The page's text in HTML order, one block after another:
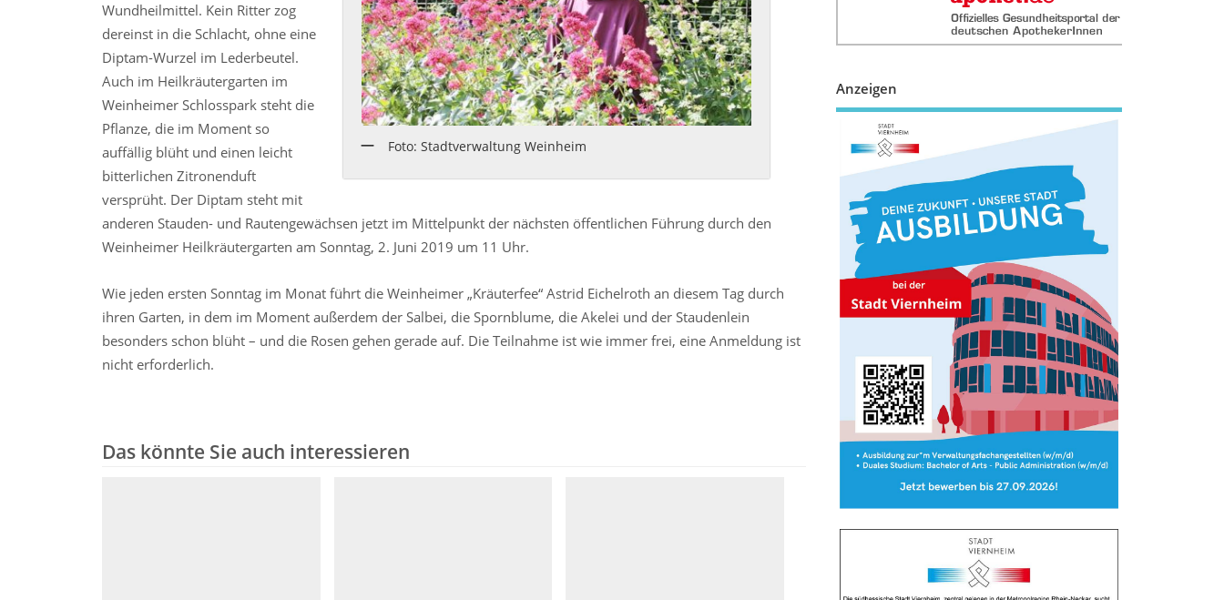
Foto: Stadtverwaltung Weinheim
Wundheilmittel. Kein Ritter zog
dereinst in die Schlacht, ohne eine
Diptam-Wurzel im Lederbeutel.
Auch im Heilkräutergarten im
Weinheimer Schlosspark steht die
Pflanze, die im Moment so
auffällig blüht und einen leicht
bitterlichen Zitronenduft
versprüht. Der Diptam steht mit
anderen Stauden- und Rautengewächsen jetzt im Mittelpunkt der nächsten öffentlichen Führung durch den
Weinheimer Heilkräutergarten am Sonntag, 2. Juni 2019 um 11 Uhr.
Wie jeden ersten Sonntag im Monat führt die Weinheimer „Kräuterfee“ Astrid Eichelroth an diesem Tag durch
ihren Garten, in dem im Moment außerdem der Salbei, die Spornblume, die Akelei und der Staudenlein
besonders schon blüht – und die Rosen gehen gerade auf. Die Teilnahme ist wie immer frei, eine Anmeldung ist
nicht erforderlich.
Das könnte Sie auch interessieren
Anzeigen